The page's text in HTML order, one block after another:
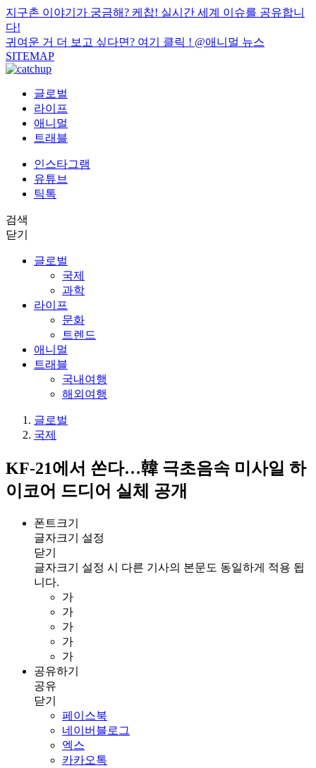
지구촌 이야기가 궁금해? 케찹! 실시간 세계 이슈를 공유합니
다!
귀여운 거 더 보고 싶다면? 여기 클릭 ! @애니멀 뉴스
SITEMAP
글로벌
라이프
애니멀
트래블
인스타그램
유튜브
틱톡
검색
닫기
글로벌
국제
과학
라이프
문화
트렌드
애니멀
트래블
국내여행
해외여행
글로벌
국제
KF-21에서 쏜다…韓 극초음속 미사일 하
이코어 드디어 실체 공개
폰트크기
글자크기 설정
닫기
글자크기 설정 시 다른 기사의 본문도 동일하게 적용 됩
니다.
가
가
가
가
가
공유하기
공유
닫기
페이스북
네이버블로그
엑스
카카오톡